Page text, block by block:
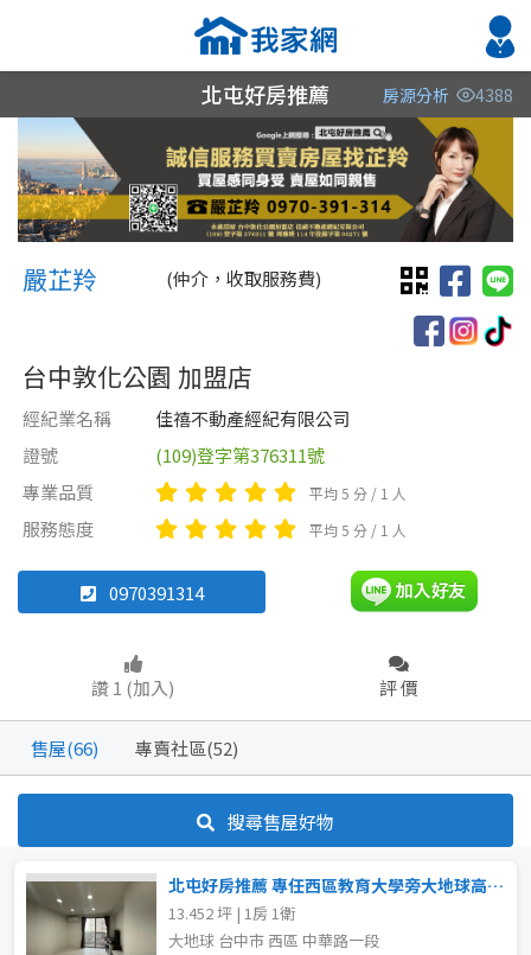
縣市
不限
桃園市
區域
不限
不拘 電梯大樓 套房
透天厝 華廈
不拘
20坪以下
20~30 坪 30~40 坪
50~60 坪
60~70 坪 70~80 坪
縣市
不限
區域
不限
縣市
不限
區域
不限
不拘 整層住家 獨立套房
雅房 其他住宅 頂讓
車位
20坪以下
20~30 坪 30~40 坪
北屯好房推薦 房源分析 4388
嚴芷羚 嚴芷羚
嚴芷羚 (仲介，收取服務費)
台中敦化公園 加盟店
經紀業名稱
佳禧不動產經紀有限公司
證號
(109)登字第376311號
專業品質
平均 5 分 / 1 人
服務態度 平均 5 分 / 1 人
0970391314
讚 1 (加入) 評 價
售屋(66) 專賣社區(52)
搜尋售屋好物
北屯好房推薦 專任西區教育大學旁大地球高樓層套房
13.452 坪 | 1房 1衛
大地球 台中市 西區 中華路一段